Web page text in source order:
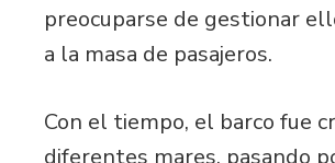
preocuparse de gestionar
a la masa de pasajeros.
Con el tiempo, el barco fue
diferentes mares, pasando